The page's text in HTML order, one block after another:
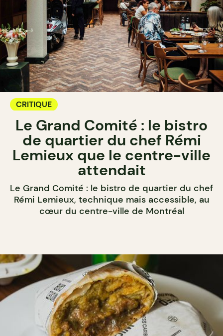
CRITIQUE
Le Grand Comité : le bistro
de quartier du chef Rémi
Lemieux que le centre-ville
attendait
Le Grand Comité : le bistro de quartier du chef
Rémi Lemieux, technique mais accessible, au
cœur du centre-ville de Montréal